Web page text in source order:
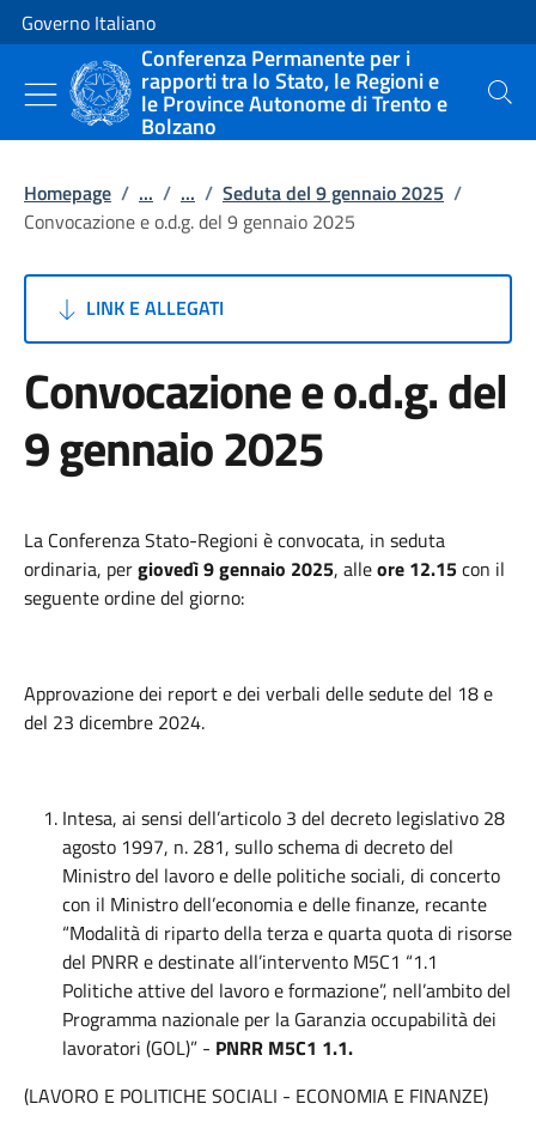
Vai al contenuto
Vai alla navigazione del sito
Governo Italiano
Conferenza Permanente per i
rapporti tra lo Stato, le Regioni e
le Province Autonome di Trento e
Bolzano
Cerca
Homepage / ... / ... / Seduta del 9 gennaio 2025 /
Convocazione e o.d.g. del 9 gennaio 2025
LINK E ALLEGATI
Convocazione e o.d.g. del
9 gennaio 2025
La Conferenza Stato-Regioni è convocata, in seduta
ordinaria, pergiovedì 9 gennaio 2025, alleore 12.15con il
seguente ordine del giorno:
Approvazione dei report e dei verbali delle sedute del 18 e
del 23 dicembre 2024.
Intesa, ai sensi dell’articolo 3 del decreto legislativo 28
agosto 1997, n. 281, sullo schema di decreto del
Ministro del lavoro e delle politiche sociali, di concerto
con il Ministro dell’economia e delle finanze, recante
“Modalità di riparto della terza e quarta quota di risorse
del PNRR e destinate all’intervento M5C1 “1.1
Politiche attive del lavoro e formazione”, nell’ambito del
Programma nazionale per la Garanzia occupabilità dei
lavoratori (GOL)” - PNRR M5C1 1.1.
(LAVORO E POLITICHE SOCIALI - ECONOMIA E FINANZE)